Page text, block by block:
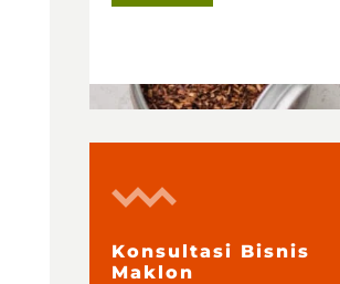
Konsultasi Bisnis
Maklon